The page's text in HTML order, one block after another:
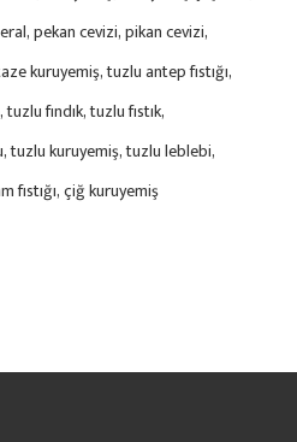
pekan cevizi pikan cevizi
kuruyemiş tuzlu antep fıstığı
tuzlu fındık tuzlu fıstık
tuzlu kuruyemiş tuzlu leblebi
fıstığı çiğ kuruyemiş